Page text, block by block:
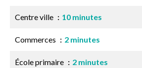
Centre ville 10 minutes
Commerces 2 minutes
École primaire 2 minutes